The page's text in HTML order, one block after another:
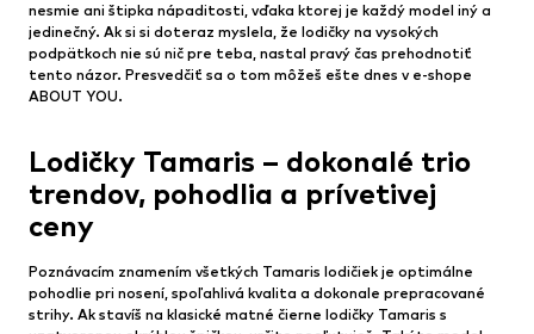
nesmie ani štipka nápaditosti, vďaka ktorej je každý model iný a
jedinečný. Ak si si doteraz myslela, že lodičky na vysokých
podpätkoch nie sú nič pre teba, nastal pravý čas prehodnotiť
tento názor. Presvedčiť sa o tom môžeš ešte dnes v e-shope
ABOUT YOU.
Lodičky Tamaris – dokonalé trio
trendov, pohodlia a prívetivej
ceny
Poznávacím znamením všetkých Tamaris lodičiek je optimálne
pohodlie pri nosení, spoľahlivá kvalita a dokonale prepracované
strihy. Ak stavíš na klasické matné čierne lodičky Tamaris s